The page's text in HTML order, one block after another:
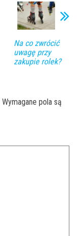
Na co zwrócić
uwagę przy
zakupie rolek?
Wymagane pola są